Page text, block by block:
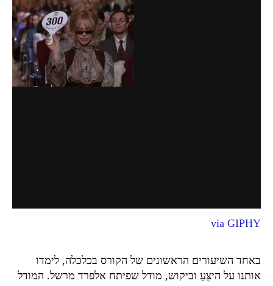
via GIPHY
באחד השיעורים הראשונים של הקורס בכלכלה, לימדו
אותנו על היצֵּעַ וביקוש, מודל שפיתח אלפרד מרשל. המודל